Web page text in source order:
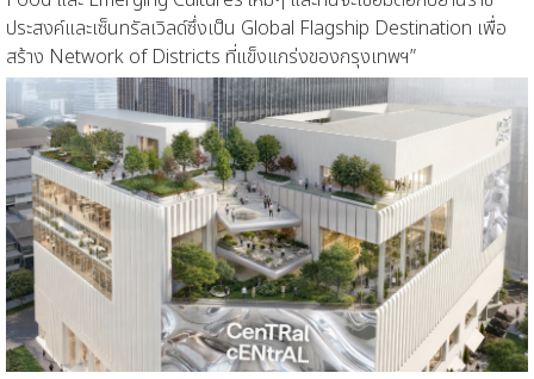
ประสงค์และเซ็นทรัลเวิลด์ซึ่งเป็น Global Flagship Destination เพื่อ
สร้าง Network of Districts ที่แข็งแกร่งของกรุงเทพฯ”